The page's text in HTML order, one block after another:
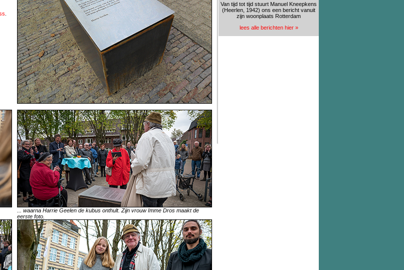
... waarna Harrie Geelen de kubus onthult. Zijn vrouw Imme Dros maakt de
eerste foto.
Van tijd tot tijd stuurt Manuel Kneepkens
(Heerlen, 1942) ons een bericht vanuit
zijn woonplaats Rotterdam
lees alle berichten hier »